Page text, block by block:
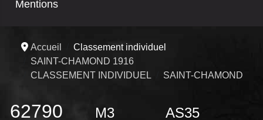
Mentions
Accueil
Classement individuel
SAINT-CHAMOND 1916
CLASSEMENT INDIVIDUEL
SAINT-CHAMOND
62790 M3 AS35